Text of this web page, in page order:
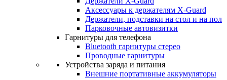
Аксессуары к держателям X-Guard
Держатели, подставки на стол и на пол
Парковочные автовизитки
Гарнитуры для телефона
Bluetooth гарнитуры стерео
Проводные гарнитуры
Устройства заряда и питания
Внешние портативные аккумуляторы